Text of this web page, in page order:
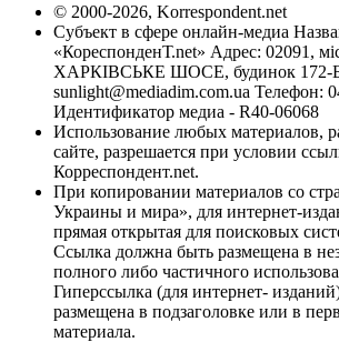
© 2000-2026, Korrespondent.net
Субъект в сфере онлайн-медиа
«КореспонденТ.net» Адрес: 02091,
ХАРКІВСЬКЕ ШОСЕ, будинок 172-Б,
sunlight@mediadim.com.ua Телефон:
Идентификатор медиа - R40-06068
Использование любых материалов,
сайте, разрешается при условии
Корреспондент.net.
При копировании материалов со
Украины и мира», для интернет-
прямая открытая для поисковых
Ссылка должна быть размещена в
полного либо частичного
Гиперссылка (для интернет-
размещена в подзаголовке или в
материала.